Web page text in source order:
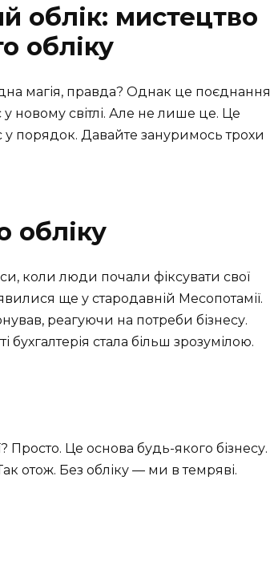
облік: мистецтво
обліку
магія, правда? Однак це поєднання
новому світлі. Але не лише це. Це
у порядок. Давайте зануримось трохи
обліку
коли люди почали фіксувати свої
ще у стародавній Месопотамії.
реагуючи на потреби бізнесу.
бухгалтерія стала більш зрозумілою.
Просто. Це основа будь-якого бізнесу.
отож. Без обліку — ми в темряві.